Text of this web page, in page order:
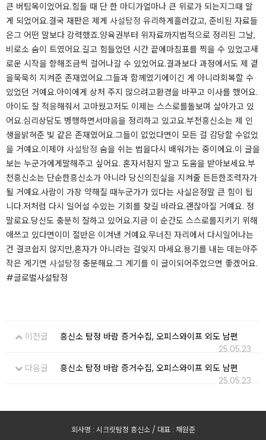
큰 버팀목이었어요.힘들 때 단 한 마디가얼마나 큰 위로가 되는지그때 알
게 되었어요.결국 재판은 제게 사설탐정 유리하게흘러갔고, 준비된 자료들
은그 어떤 말보다 강력했죠.양육권부터 위자료까지법적으로 정리된 그날,
비로소 숨이 트였어요.길고 힘들었던 시간 끝에마침표를 찍을 수 있었고새
로운 시작을 향해조금씩 걸어나갈 수 있었어요.결과보다 과정에서도 제 곁
을묵묵히 지켜준 존재였어요.그들과 함께였기에이긴 게 아니라회복할 수
있었던 거예요.아이에게 상처 주지 않으려고환경을 바꾸고 이사를 했어요.
아이도 잘 적응해줘서 고마웠고저도 이제는 스스로를돌보며 살아가고 있
어요.심리상담도 병행하면서마음을 정리하고 있고요.부천흥신소는 제 인
생을밝혀준 빛 같은 존재였어요.그들이 없었다면이 모든 걸 감당할 수없었
을 거예요.이제야 사설탐정 숨을 쉬는 법을다시 배워가는 중이에요.이 글을
보는 누군가에게말해주고 싶어요. 혼자서참지 말고 도움을 받아보세요.부
천흥신소는 단순한흥신소가 아니라 당신의진실을 지켜줄 든든한조력자가
될 거예요.사람이 가장 약해질 때누군가가 있다는 사실은정말 큰 힘이 됩
니다.저처럼 다시 일어설 수있는 기회를 찾길 바라요.괜찮아질 거예요. 정
말로요.당신도 충분히 잘하고 있어요.지금 이 순간도 스스로를지키기 위해
애쓰고 있다면이미 절반은 이겨낸 거예요.무너진 자리에서 다시일어나는
건 결코쉽지 않지만,혼자가 아니라는 걸잊지 마세요.용기를 내는 데는아주
작은 계기면 사설탐정 충분해요.그 계기를 이 글이되어주었으면 좋겠어요.​​​
#글로벌사설탐정
이전글
흥신소 탐정 바람 증거수집, 오피스와이프 외도 남편
25.05.23
다음글
흥신소 탐정 바람 증거수집, 오피스와이프 외도 남편
25.05.23
회사명 : 시크릿탐정 흥신소 / 대표 : 채원준